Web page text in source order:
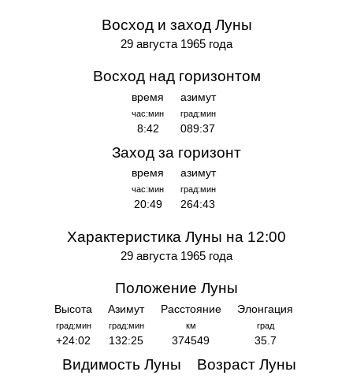
Восход и заход Луны
29 августа 1965 года
Восход над горизонтом
время
час:мин
8:42
азимут
град:мин
089:37
Заход за горизонт
время
час:мин
20:49
азимут
град:мин
264:43
Характеристика Луны на 12:00
29 августа 1965 года
Положение Луны
Высота
град:мин
+24:02
Азимут
град:мин
132:25
Расстояние
км
374549
Элонгация
град
35.7
Видимость Луны Возраст Луны